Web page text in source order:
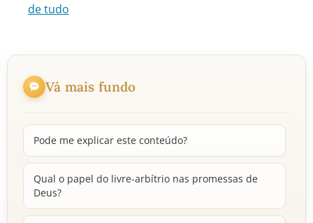
de tudo
Vá mais fundo
Pode me explicar este conteúdo?
Qual o papel do livre-arbítrio nas promessas de
Deus?